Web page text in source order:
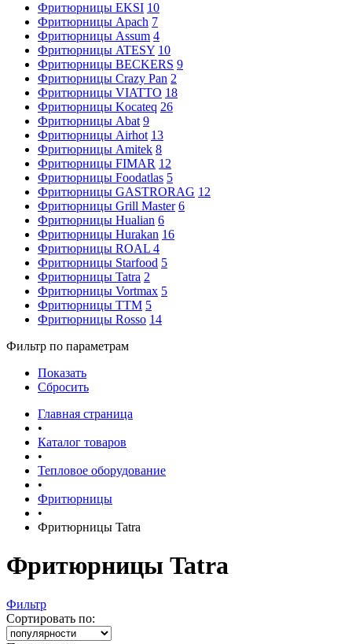
Фритюрницы EKSI 10
Фритюрницы Apach 7
Фритюрницы Assum 4
Фритюрницы ATESY 10
Фритюрницы BECKERS 9
Фритюрницы Crazy Pan 2
Фритюрницы VIATTO 18
Фритюрницы Kocateq 26
Фритюрницы Abat 9
Фритюрницы Airhot 13
Фритюрницы Amitek 8
Фритюрницы FIMAR 12
Фритюрницы Foodatlas 5
Фритюрницы GASTRORAG 12
Фритюрницы Grill Master 6
Фритюрницы Hualian 6
Фритюрницы Hurakan 16
Фритюрницы ROAL 4
Фритюрницы Starfood 5
Фритюрницы Tatra 2
Фритюрницы Vortmax 5
Фритюрницы ТТМ 5
Фритюрницы Rosso 14
Фильтр по параметрам
Показать
Сбросить
Главная страница
•
Каталог товаров
•
Тепловое оборудование
•
Фритюрницы
•
Фритюрницы Tatra
Фритюрницы Tatra
Фильтр
Сортировать по: